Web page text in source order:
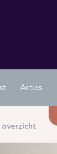
Acties